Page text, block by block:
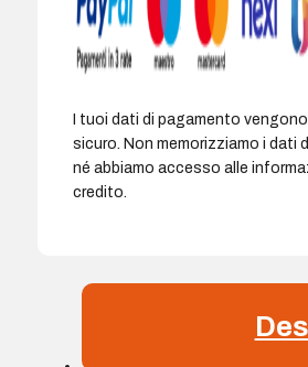
striscia
Colore
I tuoi dati di pagamento
sicuro. Non memorizziamo i dati
né abbiamo accesso alle
credito.